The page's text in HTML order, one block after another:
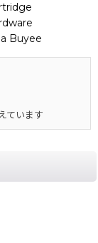
Buyee
ています